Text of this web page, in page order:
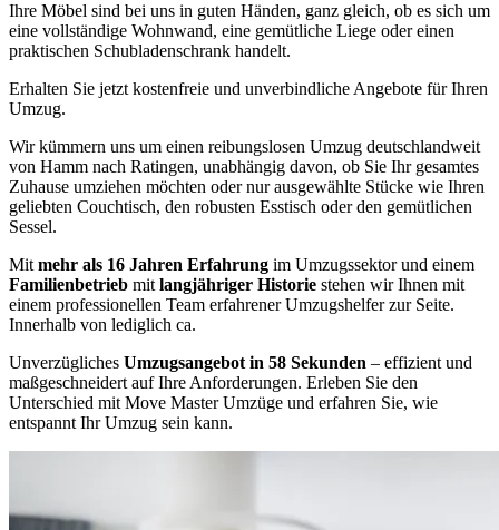
Ihre Möbel sind bei uns in guten Händen, ganz gleich, ob es sich um
eine vollständige Wohnwand, eine gemütliche Liege oder einen
praktischen Schubladenschrank handelt.
Erhalten Sie jetzt kostenfreie und unverbindliche Angebote für Ihren
Umzug.
Wir kümmern uns um einen reibungslosen Umzug deutschlandweit
von Hamm nach Ratingen, unabhängig davon, ob Sie Ihr gesamtes
Zuhause umziehen möchten oder nur ausgewählte Stücke wie Ihren
geliebten Couchtisch, den robusten Esstisch oder den gemütlichen
Sessel.
Mit mehr als 16 Jahren Erfahrung im Umzugssektor und einem
Familienbetrieb mit langjähriger Historie stehen wir Ihnen mit
einem professionellen Team erfahrener Umzugshelfer zur Seite.
Innerhalb von lediglich ca.
Unverzügliches Umzugsangebot in 58 Sekunden – effizient und
maßgeschneidert auf Ihre Anforderungen. Erleben Sie den
Unterschied mit Move Master Umzüge und erfahren Sie, wie
entspannt Ihr Umzug sein kann.